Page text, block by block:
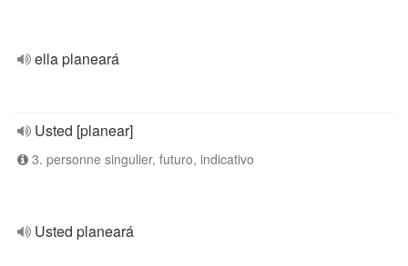
ella planeará
Usted [planear]
3. personne singulier, futuro, indicativo
Usted planeará